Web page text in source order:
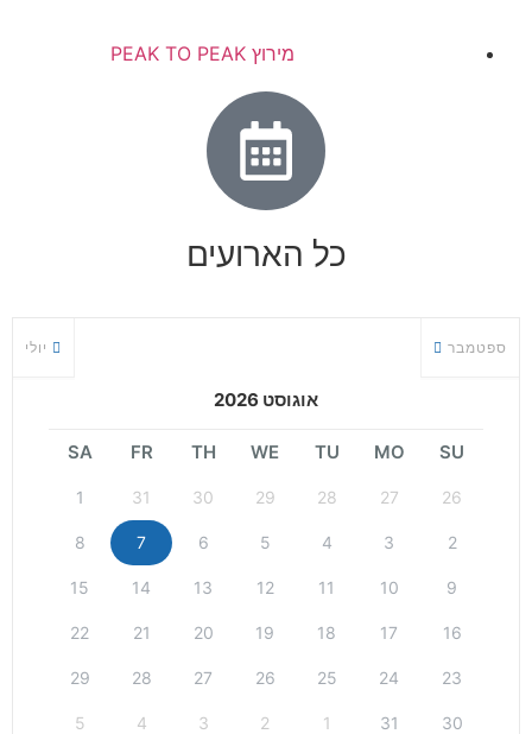
מירוץ PEAK TO PEAK
כל הארועים
יולי
אוגוסט 2026
ספטמבר
SU
MO
TU
WE
TH
FR
SA
26
27
28
29
30
31
1
2
3
4
5
6
7
8
9
10
11
12
13
14
15
16
17
18
19
20
21
22
23
24
25
26
27
28
29
30
31
1
2
3
4
5